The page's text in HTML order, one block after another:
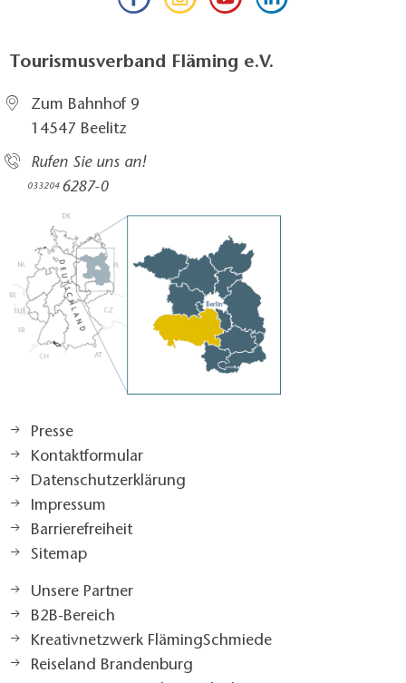
Tourismusverband Fläming e.V.
Zum Bahnhof 9
14547 Beelitz
Rufen Sie uns an!
033204 6287-0
Presse
Kontaktformular
Datenschutzerklärung
Impressum
Barrierefreiheit
Sitemap
Unsere Partner
B2B-Bereich
Kreativnetzwerk FlämingSchmiede
Reiseland Brandenburg